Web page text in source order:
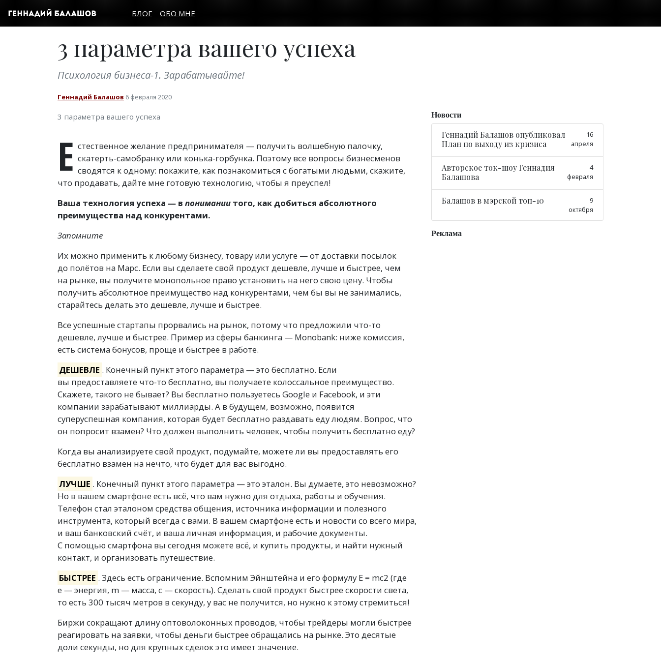
БЛОГ ОБО МНЕ
3 параметра вашего успеха
Психология бизнеса-1. Зарабатывайте!
Геннадий Балашов 6 февраля 2020
3 параметра вашего успеха
Е стественное желание предпринимателя — получить волшебную палочку,
скатерть-самобранку или конька-горбунка. Поэтому все вопросы бизнесменов
сводятся к одному: покажите, как познакомиться с богатыми людьми, скажите,
что продавать, дайте мне готовую технологию, чтобы я преуспел!
Ваша технология успеха — в понимании того, как добиться абсолютного
преимущества над конкурентами.
Запомните
Их можно применить к любому бизнесу, товару или услуге — от доставки посылок
до полётов на Марс. Если вы сделаете свой продукт дешевле, лучше и быстрее, чем
на рынке, вы получите монопольное право установить на него свою цену. Чтобы
получить абсолютное преимущество над конкурентами, чем бы вы не занимались,
старайтесь делать это дешевле, лучше и быстрее.
Все успешные стартапы прорвались на рынок, потому что предложили что-то
дешевле, лучше и быстрее. Пример из сферы банкинга — Monobank: ниже комиссия,
есть система бонусов, проще и быстрее в работе.
ДЕШЕВЛЕ . Конечный пункт этого параметра — это бесплатно. Если
вы предоставляете что-то бесплатно, вы получаете колоссальное преимущество.
Скажете, такого не бывает? Вы бесплатно пользуетесь Google и Facebook, и эти
компании зарабатывают миллиарды. А в будущем, возможно, появится
суперуспешная компания, которая будет бесплатно раздавать еду людям. Вопрос, что
он попросит взамен? Что должен выполнить человек, чтобы получить бесплатно еду?
Когда вы анализируете свой продукт, подумайте, можете ли вы предоставлять его
бесплатно взамен на нечто, что будет для вас выгодно.
ЛУЧШЕ . Конечный пункт этого параметра — это эталон. Вы думаете, это невозможно?
Но в вашем смартфоне есть всё, что вам нужно для отдыха, работы и обучения.
Телефон стал эталоном средства общения, источника информации и полезного
инструмента, который всегда с вами. В вашем смартфоне есть и новости со всего мира,
и ваш банковский счёт, и ваша личная информация, и рабочие документы.
С помощью смартфона вы сегодня можете всё, и купить продукты, и найти нужный
контакт, и организовать путешествие.
БЫСТРЕЕ . Здесь есть ограничение. Вспомним Эйнштейна и его формулу E = mc2 (где
е — энергия, m — масса, c — скорость). Сделать свой продукт быстрее скорости света,
то есть 300 тысяч метров в секунду, у вас не получится, но нужно к этому стремиться!
Биржи сокращают длину оптоволоконных проводов, чтобы трейдеры могли быстрее
реагировать на заявки, чтобы деньги быстрее обращались на рынке. Это десятые
доли секунды, но для крупных сделок это имеет значение.
Новости
Геннадий Балашов опубликовал
План по выходу из кризиса
16
апреля
Авторское ток-шоу Геннадия
Балашова
4
февраля
Балашов в мэрской топ-10
9
октября
Реклама